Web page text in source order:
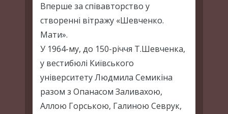
Вперше за співавторство у
створенні вітражу «Шевченко.
Мати».
У 1964-му, до 150-річчя Т.Шевченка,
у вестибюлі Київського
університету Людмила Семикіна
разом з Опанасом Заливахою,
Аллою Горською, Галиною Севрук,